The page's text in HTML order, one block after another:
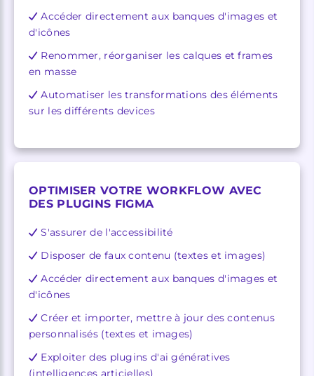
Accéder directement aux banques d'images et
d'icônes
Renommer, réorganiser les calques et frames
en masse
Automatiser les transformations des éléments
sur les différents devices
OPTIMISER VOTRE WORKFLOW AVEC
DES PLUGINS FIGMA
S'assurer de l'accessibilité
Disposer de faux contenu (textes et images)
Accéder directement aux banques d'images et
d'icônes
Créer et importer, mettre à jour des contenus
personnalisés (textes et images)
Exploiter des plugins d'ai génératives
(intelligences articielles)